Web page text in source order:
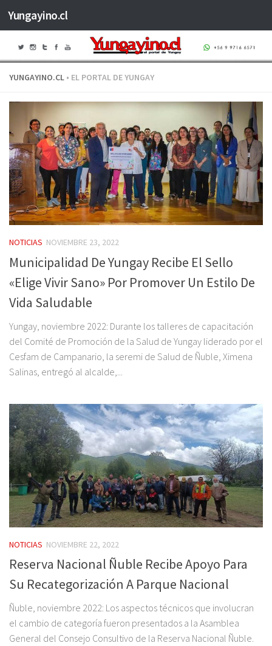
Saltar al contenido
Yungayino.cl
YUNGAYINO.CL • EL PORTAL DE YUNGAY
NOTICIAS NOVIEMBRE 23, 2022
Municipalidad De Yungay Recibe El Sello
«Elige Vivir Sano» Por Promover Un Estilo De
Vida Saludable
Yungay, noviembre 2022: Durante los talleres de capacitación
del Comité de Promoción de la Salud de Yungay liderado por el
Cesfam de Campanario, la seremi de Salud de Ñuble, Ximena
Salinas, entregó al alcalde,...
NOTICIAS NOVIEMBRE 22, 2022
Reserva Nacional Ñuble Recibe Apoyo Para
Su Recategorización A Parque Nacional
Ñuble, noviembre 2022: Los aspectos técnicos que involucran
el cambio de categoría fueron presentados a la Asamblea
General del Consejo Consultivo de la Reserva Nacional Ñuble.